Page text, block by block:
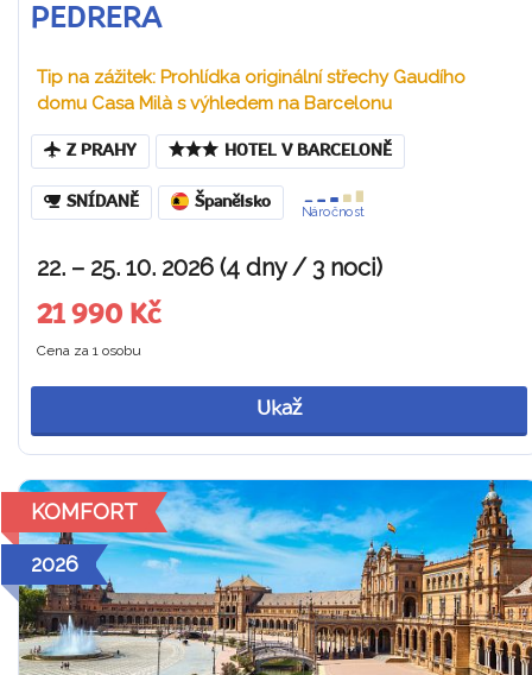
PEDRERA
Tip na zážitek: Prohlídka originální střechy Gaudího
domu Casa Milà s výhledem na Barcelonu
Z PRAHY HOTEL V BARCELONĚ
SNÍDANĚ Španělsko
Náročnost
22. – 25. 10. 2026 (4 dny / 3 noci)
21 990 Kč
Cena za 1 osobu
Ukaž
KOMFORT
2026